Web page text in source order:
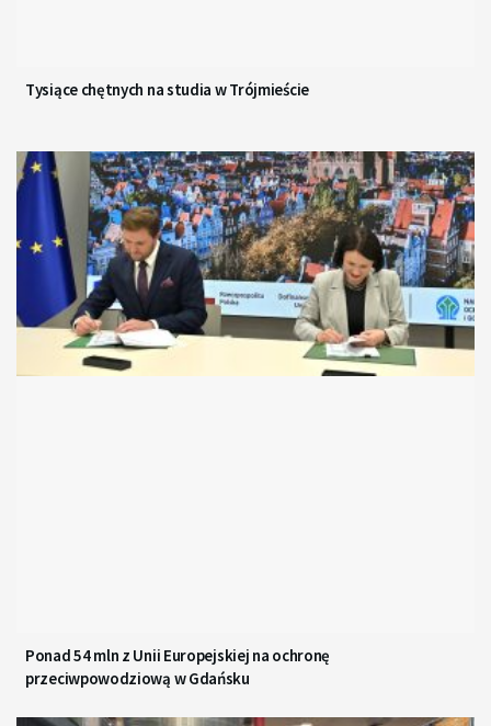
Tysiące chętnych na studia w Trójmieście
Ponad 54 mln z Unii Europejskiej na ochronę
przeciwpowodziową w Gdańsku